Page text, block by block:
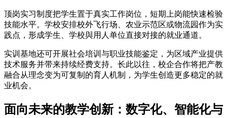
顶岗实习制度把学生置于真实工作岗位，短期上岗能快速检验
技能水平。学校安排校外飞行场、农业示范区或物流园作为实
践点，形成学生、学校與用人单位直接对接的就业通道。
实训基地还可开展社会培训与职业技能鉴定，为区域产业提供
技术服务并带来持续经费支持。长此以往，校企合作将把产教
融合从理念变为可复制的育人机制，为学生创造更多稳定的就
业机会。
面向未来的教学创新：数字化、智能化与